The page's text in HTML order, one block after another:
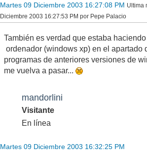
Martes 09 Diciembre 2003 16:27:08 PM Ultima
Diciembre 2003 16:27:53 PM por Pepe Palacio
También es verdad que estaba
ordenador (windows xp) en el apartado
programas de anteriores versiones de
me vuelva a pasar...
mandorlini
Visitante
En línea
Martes 09 Diciembre 2003 16:32:25 PM